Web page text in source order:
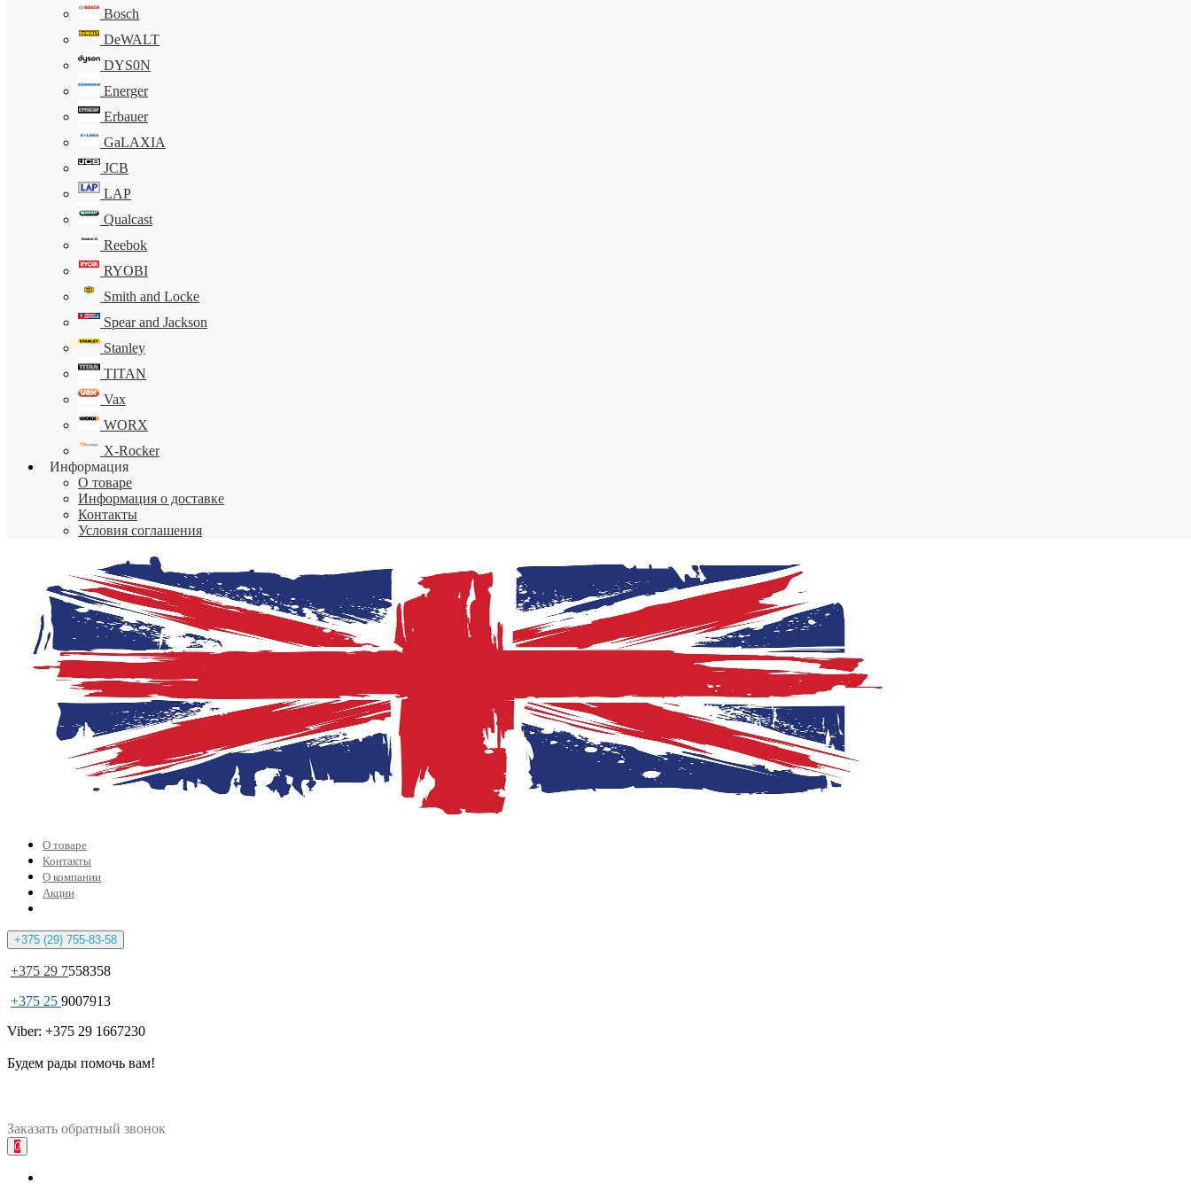
Bosch
DeWALT
DYS0N
Energer
Erbauer
GaLAXIA
JCB
LAP
Qualcast
Reebok
RYOBI
Smith and Locke
Spear and Jackson
Stanley
TITAN
Vax
WORX
X-Rocker
Информация
О товаре
Информация о доставке
Контакты
Условия соглашения
О товаре
Контакты
О компании
Акции
+375 (29) 755-83-58
+375 29 7558358
+375 25 9007913
Viber: +375 29 1667230
Будем рады помочь вам!
Заказать обратный звонок
0